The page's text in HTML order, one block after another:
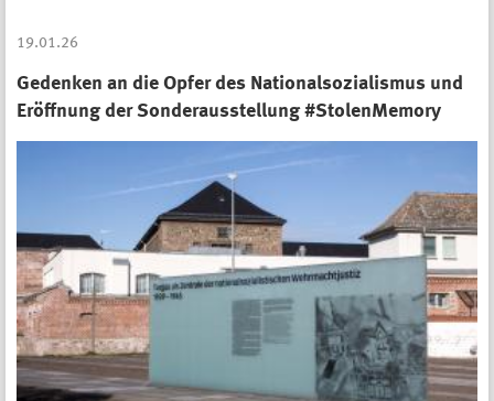
19.01.26
Gedenken an die Opfer des Nationalsozialismus und
Eröffnung der Sonderausstellung #StolenMemory